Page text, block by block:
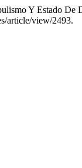
Y Estado De
article/view/2493.